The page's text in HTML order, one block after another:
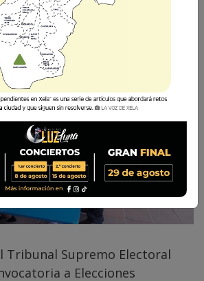
· Redacción
Tribunal Supremo Electoral
a Elecciones